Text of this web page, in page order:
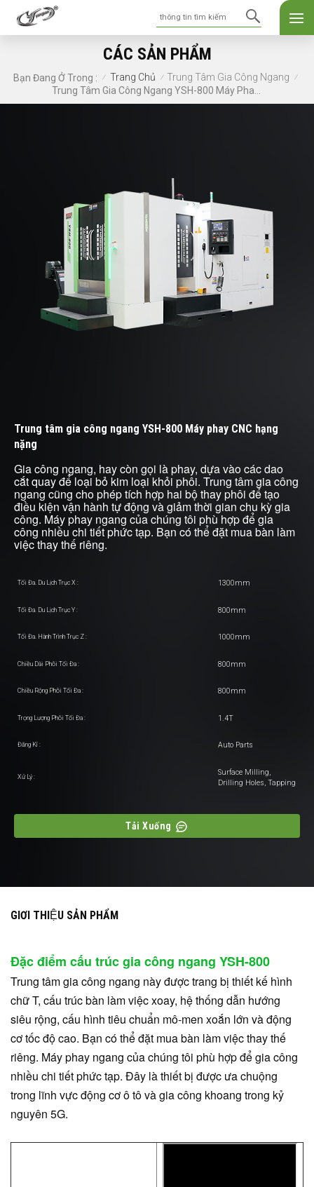
CÁC SẢN PHẨM
Bạn Đang Ở Trong : / Trang Chủ / Trung Tâm Gia Công Ngang /
Trung tâm gia công ngang YSH-800 Máy phay CNC hạng
nặng
Gia công ngang, hay còn gọi là phay, dựa vào các dao
cắt quay để loại bỏ kim loại khỏi phôi. Trung tâm gia công
ngang cũng cho phép tích hợp hai bộ thay phôi để tạo
điều kiện vận hành tự động và giảm thời gian chu kỳ gia
công. Máy phay ngang của chúng tôi phù hợp để gia
công nhiều chi tiết phức tạp. Bạn có thể đặt mua bàn làm
việc thay thế riêng.
Tối Đa. Du Lịch Trục X : 1300mm
Tối Đa. Du Lịch Trục Y : 800mm
Tối Đa. Hành Trình Trục Z : 1000mm
Chiều Dài Phôi Tối Đa : 800mm
Chiều Rộng Phôi Tối Đa : 800mm
Trọng Lượng Phôi Tối Đa : 1.4T
Đăng Kí : Auto Parts
Xử Lý :
Surface Milling,
Drilling Holes, Tapping
Tải Xuống
GIƠI THIỆU SẢN PHẨM
Đặc điểm cấu trúc gia công ngang YSH-800
Trung tâm gia công ngang này được trang bị thiết kế hình
chữ T, cấu trúc bàn làm việc xoay, hệ thống dẫn hướng
siêu rộng, cấu hình tiêu chuẩn mô-men xoắn lớn và động
cơ tốc độ cao. Bạn có thể đặt mua bàn làm việc thay thế
riêng. Máy phay ngang của chúng tôi phù hợp để gia công
nhiều chi tiết phức tạp. Đây là thiết bị được ưa chuộng
trong lĩnh vực động cơ ô tô và gia công khoang trong kỷ
nguyên 5G.